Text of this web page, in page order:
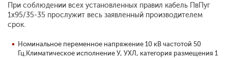
При соблюдении всех установленных правил кабель ПвПуг
1x95/35-35 прослужит весь заявленный производителем
срок.
Номинальное переменное напряжение 10 кВ частотой 50
Гц.Климатическое исполнение У, УХЛ, категория размещения 1